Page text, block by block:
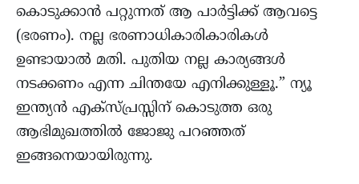
കൊടുക്കാൻ പറ്റുന്നത് ആ പാർട്ടിക്ക് ആവട്ടെ
(ഭരണം). നല്ല ഭരണാധികാരികാരികൾ
ഉണ്ടായാൽ മതി. പുതിയ നല്ല കാര്യങ്ങൾ
നടക്കണം എന്ന ചിന്തയേ എനിക്കുള്ളൂ.” ന്യൂ
ഇന്ത്യൻ എക്സ്പ്രസ്സിന് കൊടുത്ത ഒരു
ആഭിമുഖത്തിൽ ജോജു പറഞ്ഞത്
ഇങ്ങനെയായിരുന്നു.